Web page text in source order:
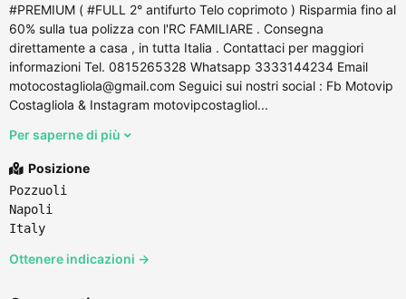
#PREMIUM ( #FULL 2° antifurto Telo coprimoto ) Risparmia fino al
60% sulla tua polizza con l'RC FAMILIARE . Consegna
direttamente a casa , in tutta Italia . Contattaci per maggiori
informazioni Tel. 0815265328 Whatsapp 3333144234 Email
motocostagliola@gmail.com Seguici sui nostri social : Fb Motovip
Costagliola & Instagram motovipcostagliol...
Per saperne di più
Posizione
Pozzuoli
Napoli
Italy
Ottenere indicazioni →